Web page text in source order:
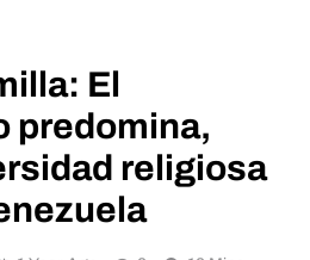
El
predomina,
religiosa